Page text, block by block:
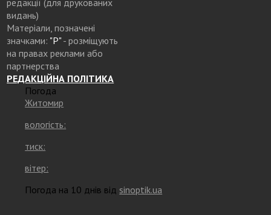
редакції (для друкованих
видань)
Матеріали, позначені
значками: "Р"- розміщують
на правах реклами або
партнерства
РЕДАКЦІЙНА ПОЛІТИКА
Погода
Житомир
вологість:
тиск:
вітер:
Погода на 10 днів відsinoptik.ua